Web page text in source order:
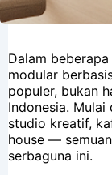
Dalam
modular
populer, bukan
Indonesia.
studio kreatif,
house —
serbaguna ini.